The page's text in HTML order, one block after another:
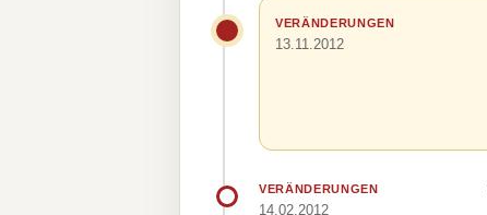
VERÄNDERUNGEN
13.11.2012
VERÄNDERUNGEN
14.02.2012